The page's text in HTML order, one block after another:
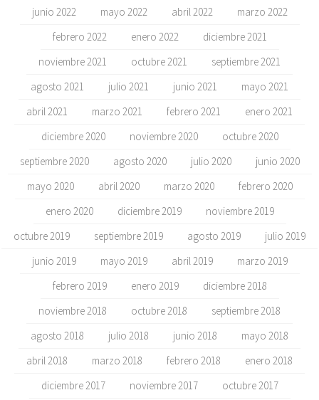
junio 2022
mayo 2022 abril 2022
marzo 2022
febrero 2022
enero 2022
diciembre 2021
noviembre 2021
octubre 2021
septiembre 2021
agosto 2021
julio 2021 junio 2021
mayo 2021
abril 2021
marzo 2021 febrero 2021
enero 2021
diciembre 2020
noviembre 2020
octubre 2020
septiembre 2020
agosto 2020 julio 2020
junio 2020
mayo 2020
abril 2020 marzo 2020
febrero 2020
enero 2020
diciembre 2019
noviembre 2019
octubre 2019
septiembre 2019 agosto 2019
julio 2019
junio 2019
mayo 2019 abril 2019
marzo 2019
febrero 2019
enero 2019
diciembre 2018
noviembre 2018
octubre 2018
septiembre 2018
agosto 2018
julio 2018 junio 2018
mayo 2018
abril 2018
marzo 2018 febrero 2018
enero 2018
diciembre 2017
noviembre 2017
octubre 2017